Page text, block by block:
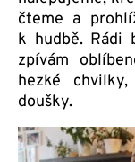
čteme a
k hudbě. Rádi
zpívám
hezké
doušky.